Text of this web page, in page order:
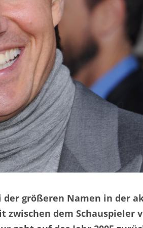
der größeren Namen in der
dem Schauspieler